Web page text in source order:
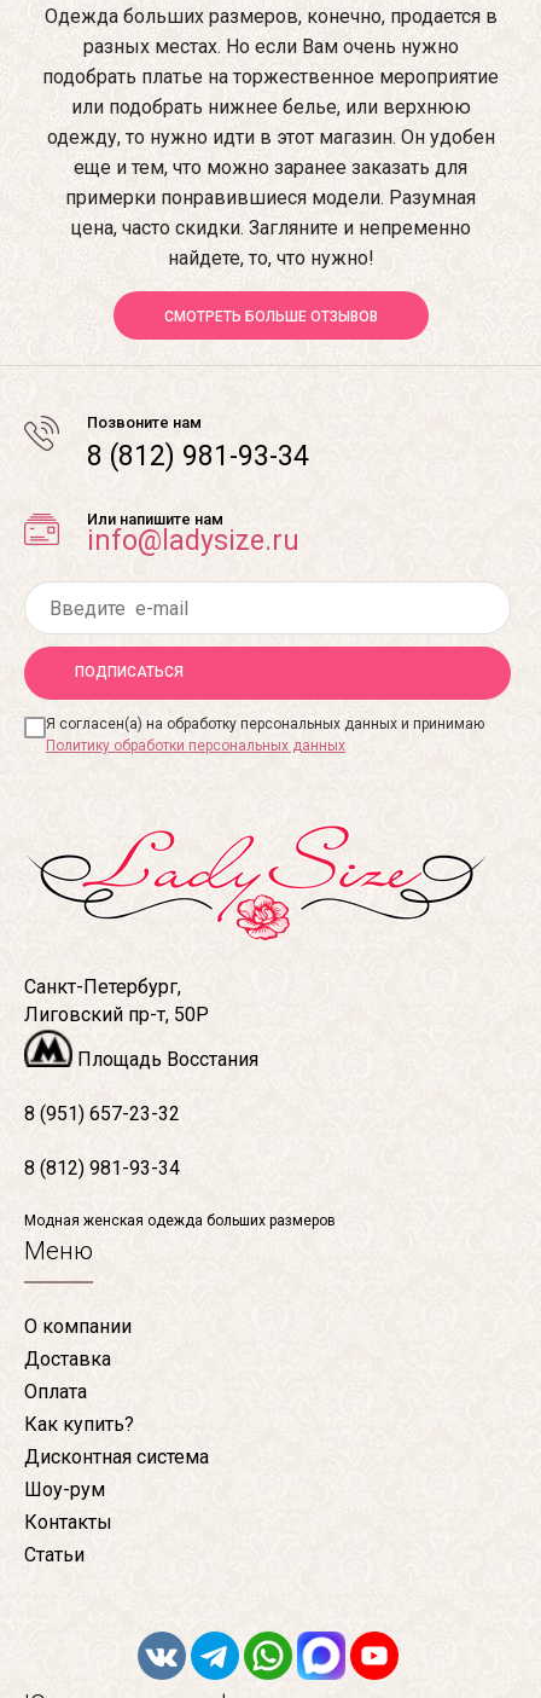
Одежда больших размеров, конечно, продается в
разных местах. Но если Вам очень нужно
подобрать платье на торжественное мероприятие
или подобрать нижнее белье, или верхнюю
одежду, то нужно идти в этот магазин. Он удобен
еще и тем, что можно заранее заказать для
примерки понравившиеся модели. Разумная
цена, часто скидки. Загляните и непременно
найдете, то, что нужно!
СМОТРЕТЬ БОЛЬШЕ ОТЗЫВОВ
Позвоните нам
8 (812) 981-93-34
Или напишите нам
info@ladysize.ru
ПОДПИСАТЬСЯ
Я согласен(а) на обработку персональных данных и принимаю
Политику обработки персональных данных
Санкт-Петербург,
Лиговский пр-т, 50Р
Площадь Восстания
8 (951) 657-23-32
8 (812) 981-93-34
Модная женская одежда больших размеров
Меню
О компании
Доставка
Оплата
Как купить?
Дисконтная система
Шоу-рум
Контакты
Статьи